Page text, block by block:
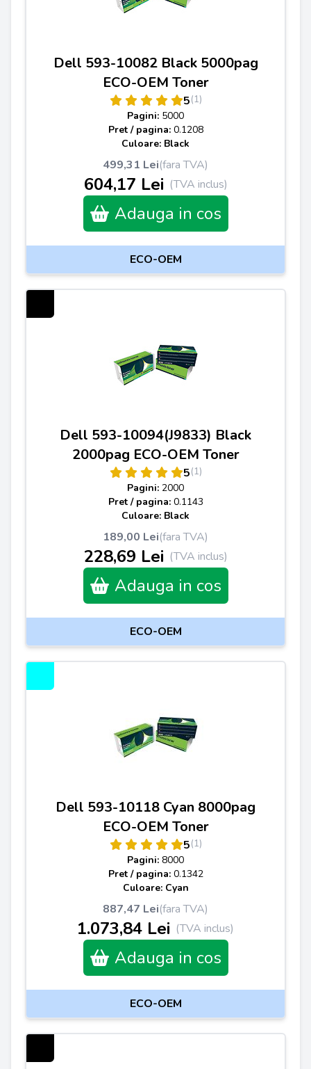
Dell 593-10082 Black 5000pag
ECO-OEM Toner
5(1)
Pagini: 5000
Pret / pagina: 0.1208
Culoare: Black
499,31 Lei(fara TVA)
604,17 Lei (TVA inclus)
Adauga in cos
ECO-OEM
Dell 593-10094(J9833) Black
2000pag ECO-OEM Toner
5(1)
Pagini: 2000
Pret / pagina: 0.1143
Culoare: Black
189,00 Lei(fara TVA)
228,69 Lei (TVA inclus)
Adauga in cos
ECO-OEM
Dell 593-10118 Cyan 8000pag
ECO-OEM Toner
5(1)
Pagini: 8000
Pret / pagina: 0.1342
Culoare: Cyan
887,47 Lei(fara TVA)
1.073,84 Lei (TVA inclus)
Adauga in cos
ECO-OEM